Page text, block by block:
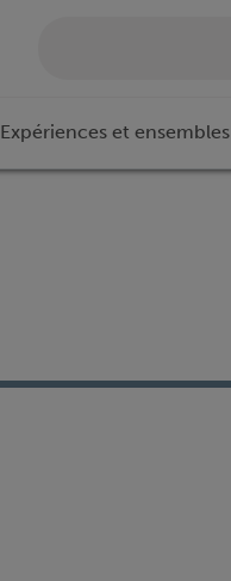
Expériences et ensembles